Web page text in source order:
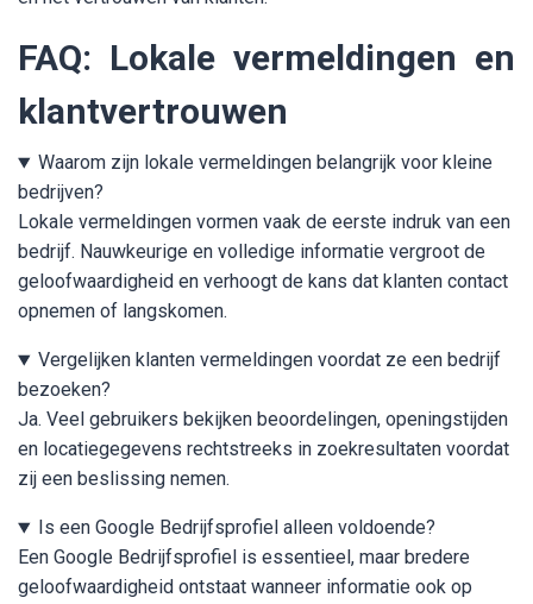
FAQ: Lokale vermeldingen en
klantvertrouwen
Waarom zijn lokale vermeldingen belangrijk voor kleine
bedrijven?
Lokale vermeldingen vormen vaak de eerste indruk van een
bedrijf. Nauwkeurige en volledige informatie vergroot de
geloofwaardigheid en verhoogt de kans dat klanten contact
opnemen of langskomen.
Vergelijken klanten vermeldingen voordat ze een bedrijf
bezoeken?
Ja. Veel gebruikers bekijken beoordelingen, openingstijden
en locatiegegevens rechtstreeks in zoekresultaten voordat
zij een beslissing nemen.
Is een Google Bedrijfsprofiel alleen voldoende?
Een Google Bedrijfsprofiel is essentieel, maar bredere
geloofwaardigheid ontstaat wanneer informatie ook op